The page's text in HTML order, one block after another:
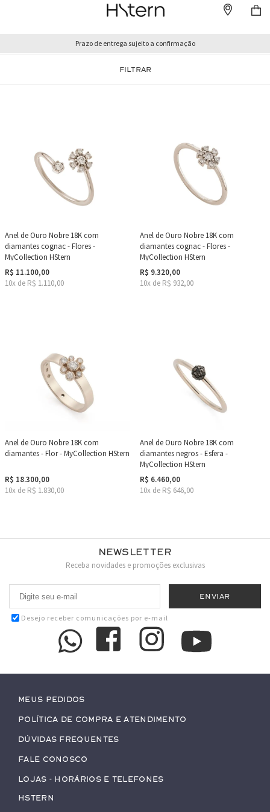
Prazo de entrega sujeito a confirmação
FILTRAR
Anel de Ouro Nobre 18K com
diamantes cognac - Flores -
MyCollection HStern
R$ 11.100,00
10x de R$ 1.110,00
Anel de Ouro Nobre 18K com
diamantes cognac - Flores -
MyCollection HStern
R$ 9.320,00
10x de R$ 932,00
Anel de Ouro Nobre 18K com
diamantes - Flor - MyCollection HStern
R$ 18.300,00
10x de R$ 1.830,00
Anel de Ouro Nobre 18K com
diamantes negros - Esfera -
MyCollection HStern
R$ 6.460,00
10x de R$ 646,00
Newsletter
Receba novidades e promoções exclusivas
Desejo receber comunicações por e-mail
Meus pedidos
Política de Compra e Atendimento
Dúvidas Frequentes
Fale conosco
Lojas - Horários e Telefones
HStern